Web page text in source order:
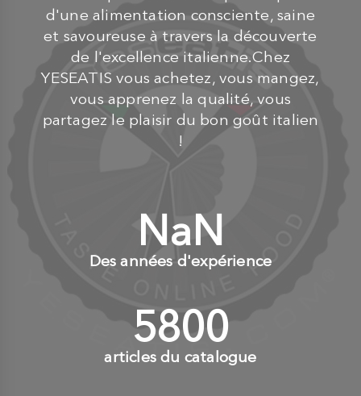
d'une alimentation consciente, saine
et savoureuse à travers la découverte
de l'excellence italienne.Chez
YESEATIS vous achetez, vous mangez,
vous apprenez la qualité, vous
partagez le plaisir du bon goût italien
!
NaN+
Des années d'expérience
6000+
articles du catalogue